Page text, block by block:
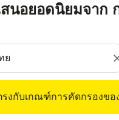
สนอยอดนิยมจาก
งกับเกณฑ์การคัดกรองข